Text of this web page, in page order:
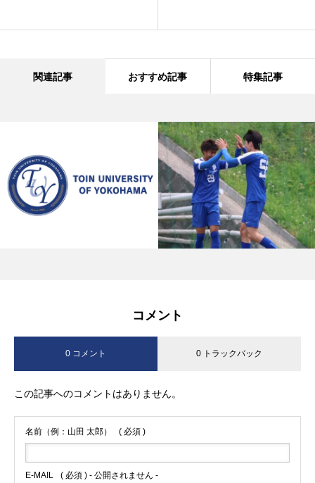
関連記事 おすすめ記事 特集記事
コメント
0 コメント 0 トラックバック
この記事へのコメントはありません。
名前（例：山田 太郎） ( 必須 )
E-MAIL ( 必須 ) - 公開されません -